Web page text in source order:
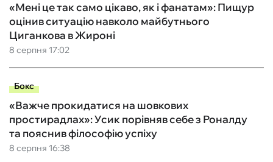
8 серпня 17:02
«Мені це так само цікаво, як і фанатам»: Пищур
оцінив ситуацію навколо майбутнього
Циганкова в Жироні
Бокс
8 серпня 16:38
«Важче прокидатися на шовкових
простирадлах»: Усик порівняв себе з Роналду
та пояснив філософію успіху